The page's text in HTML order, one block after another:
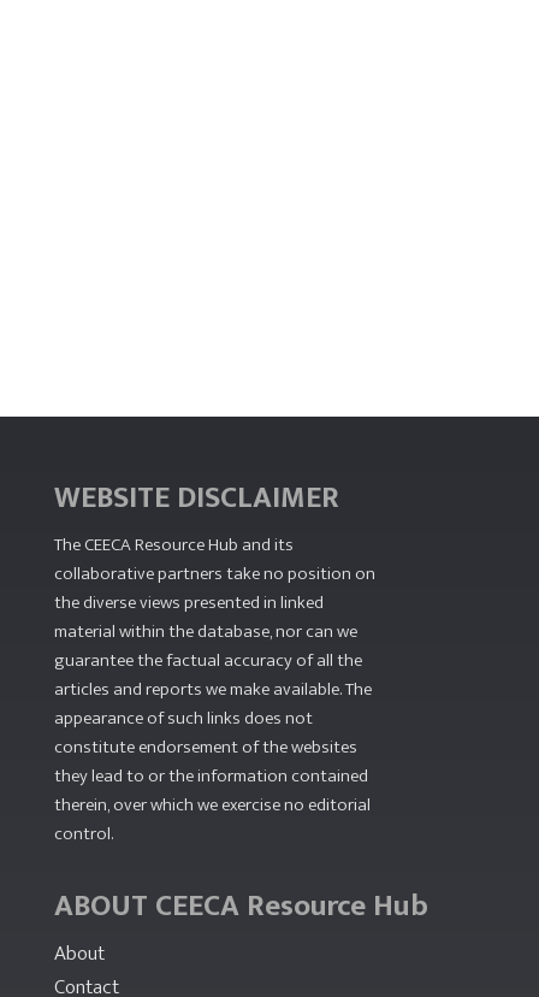
WEBSITE DISCLAIMER
The CEECA Resource Hub and its
collaborative partners take no position on
the diverse views presented in linked
material within the database, nor can we
guarantee the factual accuracy of all the
articles and reports we make available. The
appearance of such links does not
constitute endorsement of the websites
they lead to or the information contained
therein, over which we exercise no editorial
control.
ABOUT CEECA Resource Hub
About
Contact